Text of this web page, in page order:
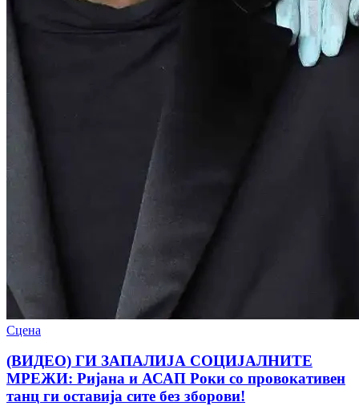
Сцена
(ВИДЕО) ГИ ЗАПАЛИЈА СОЦИЈАЛНИТЕ
МРЕЖИ: Ријана и АСАП Роки со провокативен
танц ги оставија сите без зборови!